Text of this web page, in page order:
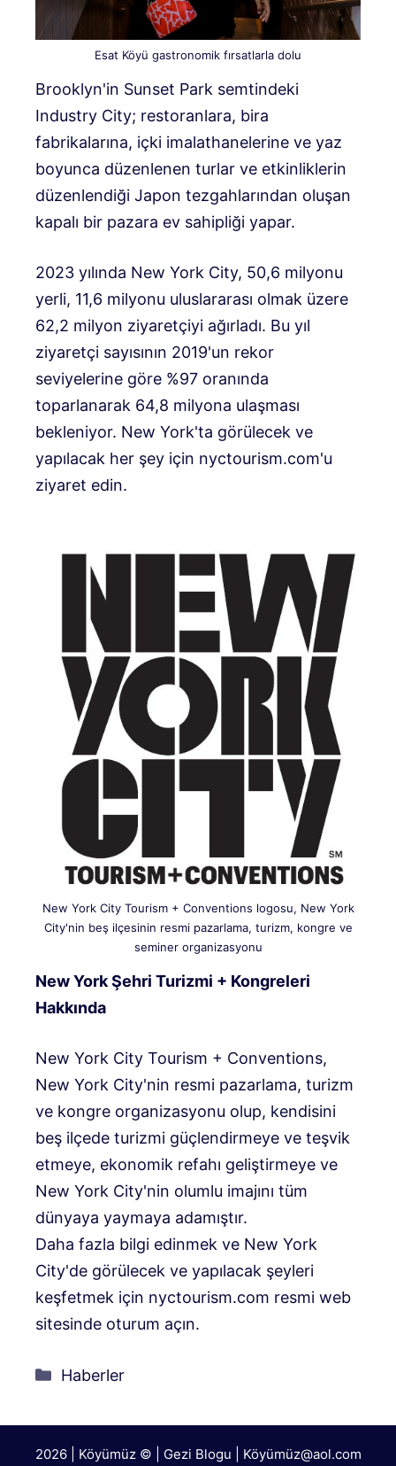
Esat Köyü gastronomik fırsatlarla dolu
Brooklyn'in Sunset Park semtindeki
Industry City; restoranlara, bira
fabrikalarına, içki imalathanelerine ve yaz
boyunca düzenlenen turlar ve etkinliklerin
düzenlendiği Japon tezgahlarından oluşan
kapalı bir pazara ev sahipliği yapar.
2023 yılında New York City, 50,6 milyonu
yerli, 11,6 milyonu uluslararası olmak üzere
62,2 milyon ziyaretçiyi ağırladı. Bu yıl
ziyaretçi sayısının 2019'un rekor
seviyelerine göre %97 oranında
toparlanarak 64,8 milyona ulaşması
bekleniyor. New York'ta görülecek ve
yapılacak her şey için nyctourism.com'u
ziyaret edin.
New York City Tourism + Conventions logosu, New York
City'nin beş ilçesinin resmi pazarlama, turizm, kongre ve
seminer organizasyonu
New York Şehri Turizmi + Kongreleri
Hakkında
New York City Tourism + Conventions,
New York City'nin resmi pazarlama, turizm
ve kongre organizasyonu olup, kendisini
beş ilçede turizmi güçlendirmeye ve teşvik
etmeye, ekonomik refahı geliştirmeye ve
New York City'nin olumlu imajını tüm
dünyaya yaymaya adamıştır.
Daha fazla bilgi edinmek ve New York
City'de görülecek ve yapılacak şeyleri
keşfetmek için nyctourism.com resmi web
sitesinde oturum açın.
Kategoriler
Haberler
2026 | Köyümüz © | Gezi Blogu | Köyümüz@aol.com